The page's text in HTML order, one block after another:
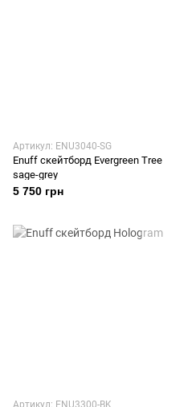
Артикул: ENU3040-SG
Enuff скейтборд Evergreen Tree
sage-grey
5 750 грн
Артикул: ENU3300-BK